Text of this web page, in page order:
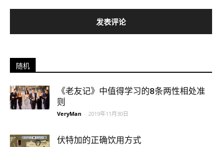
随机
《老友记》中值得学习的8条两性相处准
则
VeryMan - 2019年11月30日
伏特加的正确饮用方式